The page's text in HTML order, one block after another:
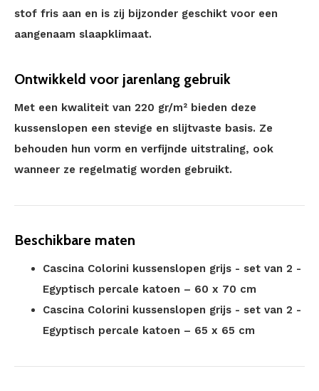
stof fris aan en is zij bijzonder geschikt voor een
aangenaam slaapklimaat.
Ontwikkeld voor jarenlang gebruik
Met een kwaliteit van 220 gr/m² bieden deze
kussenslopen een stevige en slijtvaste basis. Ze
behouden hun vorm en verfijnde uitstraling, ook
wanneer ze regelmatig worden gebruikt.
Beschikbare maten
Cascina Colorini kussenslopen grijs - set van 2 -
Egyptisch percale katoen – 60 x 70 cm
Cascina Colorini kussenslopen grijs - set van 2 -
Egyptisch percale katoen – 65 x 65 cm